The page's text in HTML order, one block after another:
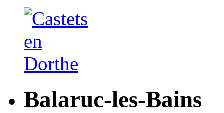
Balaruc-les-Bains